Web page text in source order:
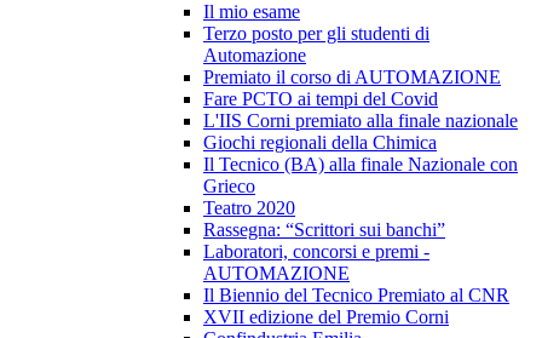
Il mio esame
Terzo posto per gli studenti di
Automazione
Premiato il corso di AUTOMAZIONE
Fare PCTO ai tempi del Covid
L'IIS Corni premiato alla finale nazionale
Giochi regionali della Chimica
Il Tecnico (BA) alla finale Nazionale con
Grieco
Teatro 2020
Rassegna: “Scrittori sui banchi”
Laboratori, concorsi e premi -
AUTOMAZIONE
Il Biennio del Tecnico Premiato al CNR
XVII edizione del Premio Corni